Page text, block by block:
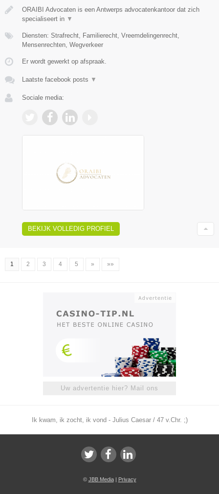
ORAIBI Advocaten is een Antwerps advocatenkantoor dat zich
specialiseert in ▼
Diensten: Strafrecht, Familierecht, Vreemdelingenrecht,
Mensenrechten, Wegverkeer
Er wordt gewerkt op afspraak.
Laatste facebook posts ▼
Sociale media:
BEKIJK VOLLEDIG PROFIEL
1 2 3 4 5 » »»
Uw advertentie hier? Mail ons
Ik kwam, ik zocht, ik vond - Julius Caesar / 47 v.Chr. ;)
© JBB Media| Privacy